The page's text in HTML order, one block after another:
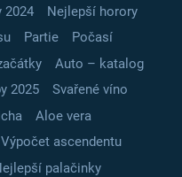
2024
Nejlepší horory
Partie
Počasí
Auto – katalog
2025
Svařené víno
Aloe vera
Výpočet ascendentu
palačinky